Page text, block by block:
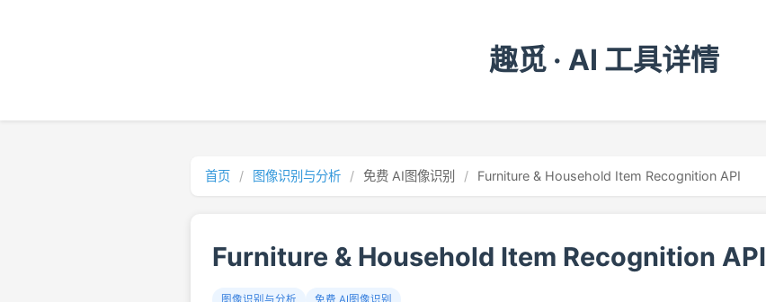
趣觅 · AI 工具详情
首页 / 图像识别与分析 / 免费 AI图像识别 / Furniture & Household Item Recognition API
Furniture & Household Item Recognition API
图像识别与分析 免费 AI图像识别